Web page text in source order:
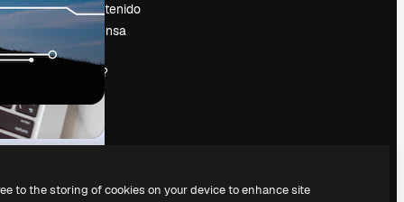
Vender contenido
Sala de prensa
¿Buscas
magnific.ai?
to the storing of cookies on your device to enhance site